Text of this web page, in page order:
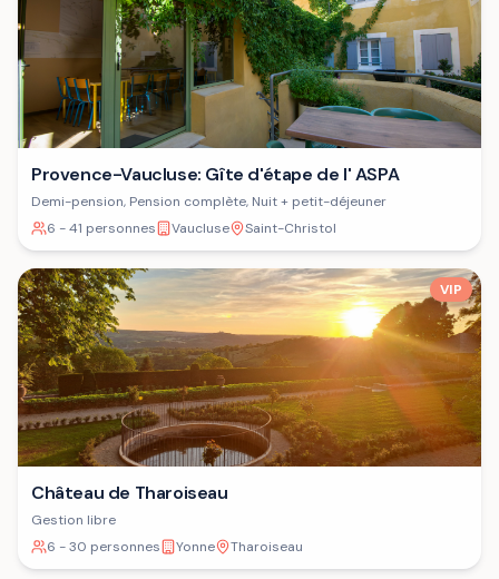
Provence-Vaucluse: Gîte d'étape de l' ASPA
Demi-pension, Pension complète, Nuit + petit-déjeuner
6 - 41 personnes
Vaucluse Saint-Christol
VIP
Château de Tharoiseau
Gestion libre
6 - 30 personnes
Yonne Tharoiseau